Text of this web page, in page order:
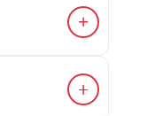
+
+